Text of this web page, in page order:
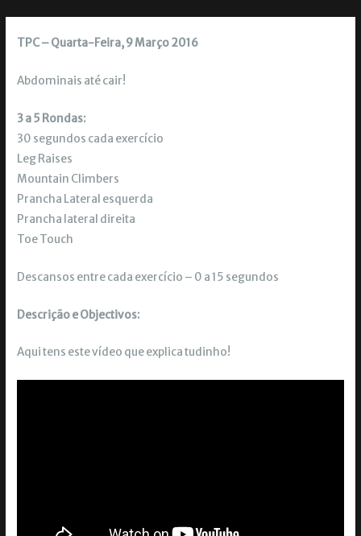
TPC – Quarta-Feira, 9 Março 2016
Abdominais até cair!
3 a 5 Rondas:
30 segundos cada exercício
Leg Raises
Mountain Climbers
Prancha Lateral esquerda
Prancha lateral direita
Toe Touch
Descansos entre cada exercício – 0 a 15 segundos
Descrição e Objectivos:
Aqui tens este vídeo que explica tudinho!